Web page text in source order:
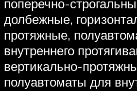
поперечно-
долбежные,
протяжные,
внутреннего
вертикально-
полуавтоматы для